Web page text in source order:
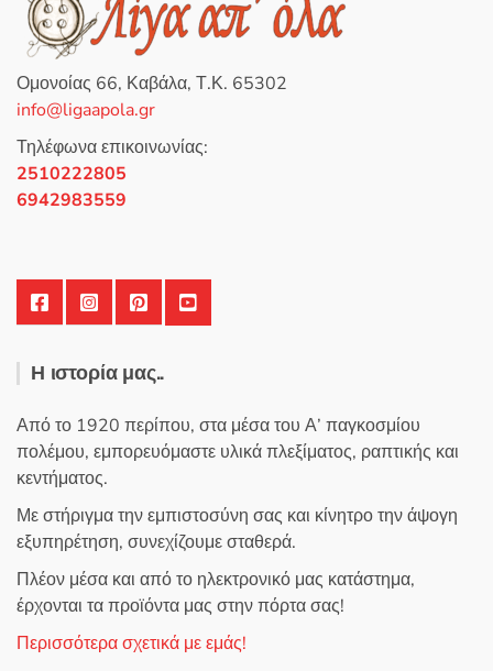
παραλλαγές.
Οι
μπορούν
να
επιλεγούν
Ομονοίας 66, Καβάλα, Τ.Κ. 65302
info@ligaapola.gr
Τηλέφωνα επικοινωνίας:
2510222805
6942983559
Η ιστορία μας..
Από το 1920 περίπου, στα μέσα του Α’ παγκοσμίου
πολέμου, εμπορευόμαστε υλικά πλεξίματος, ραπτικής και
κεντήματος.
Με στήριγμα την εμπιστοσύνη σας και κίνητρο την άψογη
εξυπηρέτηση, συνεχίζουμε σταθερά.
Πλέον μέσα και από το ηλεκτρονικό μας κατάστημα,
έρχονται τα προϊόντα μας στην πόρτα σας!
Περισσότερα σχετικά με εμάς!